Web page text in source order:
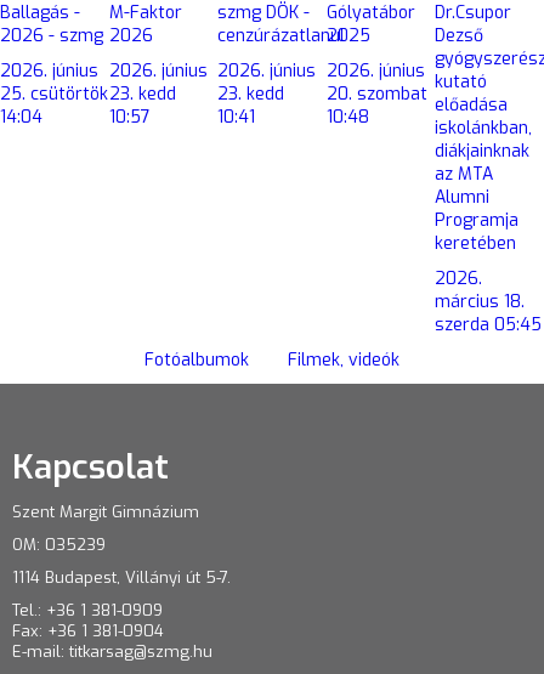
Ballagás -
2026 - szmg
2026. június
25. csütörtök
14:04
M-Faktor
2026
2026. június
23. kedd
10:57
szmg DÖK -
cenzúrázatlanul
2026. június
23. kedd
10:41
Gólyatábor
2025
2026. június
20. szombat
10:48
Dr.Csupor
Dezső
kutató
előadása
iskolánkban,
diákjainknak
az MTA
Alumni
Programja
keretében
2026.
március 18.
szerda 05:45
Fotóalbumok
Filmek, videók
Kapcsolat
Szent Margit Gimnázium
OM: 035239
1114 Budapest, Villányi út 5-7.
Tel.: +36 1 381-0909
Fax: +36 1 381-0904
E-mail: titkarsag@szmg.hu